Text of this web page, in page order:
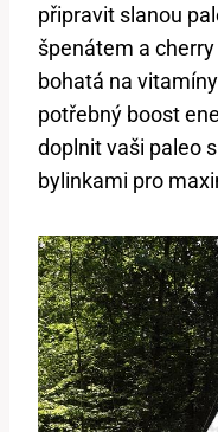
připravit slanou
špenátem a
bohatá na
potřebný boost
doplnit vaši paleo
bylinkami pro